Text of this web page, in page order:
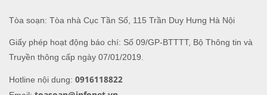
Tòa soạn: Tòa nhà Cục Tần Số, 115 Trần Duy Hưng Hà Nội
Giấy phép hoạt động báo chí: Số 09/GP-BTTTT, Bộ Thông tin và
Truyền thông cấp ngày 07/01/2019.
Hotline nội dung: 0916118822